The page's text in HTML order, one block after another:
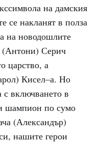
на дамския
се накланят в полза
на новодошлите
Серич
царство, а
Кисел–а. Но
с включването в
шампион по сумо
(Александър)
нашите герои